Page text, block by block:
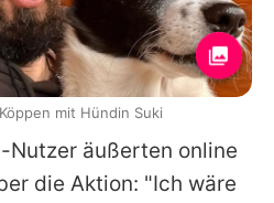
Nutzer äußerten online
die Aktion: "Ich wäre
mit Hündin Suki